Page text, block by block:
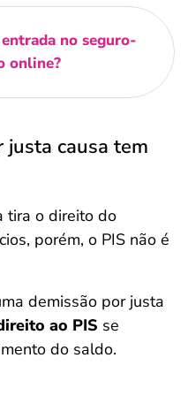
no seguro-
online?
justa causa tem
tira o direito do
porém, o PIS não é
demissão por justa
ao PIS se
do saldo.